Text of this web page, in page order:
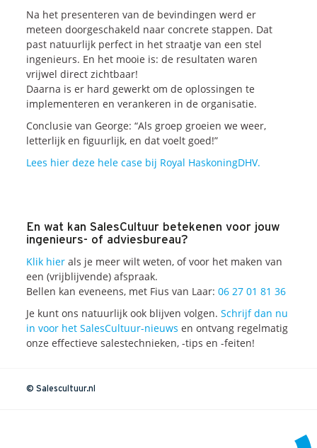
Na het presenteren van de bevindingen werd er
meteen doorgeschakeld naar concrete stappen. Dat
past natuurlijk perfect in het straatje van een stel
ingenieurs. En het mooie is: de resultaten waren
vrijwel direct zichtbaar!
Daarna is er hard gewerkt om de oplossingen te
implementeren en verankeren in de organisatie.
Conclusie van George: “Als groep groeien we weer,
letterlijk en figuurlijk, en dat voelt goed!”
Lees hier deze hele case bij Royal HaskoningDHV.
En wat kan SalesCultuur betekenen voor jouw
ingenieurs- of adviesbureau?
Klik hier als je meer wilt weten, of voor het maken van
een (vrijblijvende) afspraak.
Bellen kan eveneens, met Fius van Laar: 06 27 01 81 36
Je kunt ons natuurlijk ook blijven volgen. Schrijf dan nu
in voor het SalesCultuur-nieuws en ontvang regelmatig
onze effectieve salestechnieken, -tips en -feiten!
© Salescultuur.nl